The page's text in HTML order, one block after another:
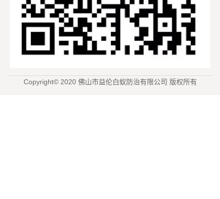
Copyright© 2020 佛山市益伦白蚁防治有限公司 版权所有